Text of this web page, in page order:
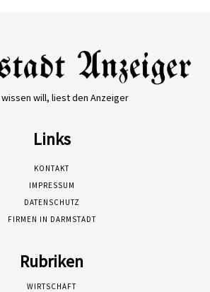
will, liest den Anzeiger
Links
KONTAKT
IMPRESSUM
DATENSCHUTZ
FIRMEN IN DARMSTADT
Rubriken
WIRTSCHAFT